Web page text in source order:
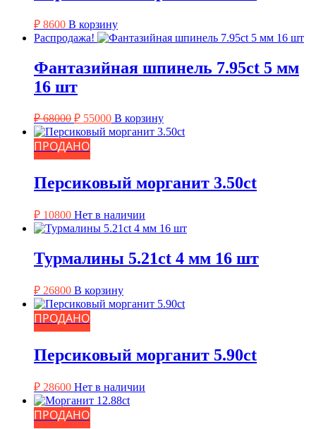
₽ 8600 В корзину
Распродажа!
Фантазийная шпинель 7.95ct 5 мм
16 шт
₽68000 Первоначальная
цена
составляла
₽ 68000.
₽ 55000Текущая
цена:
В корзину
ПРОДАНО
Персиковый морганит 3.50ct
₽ 10800 Нет в наличии
Турмалины 5.21ct 4 мм 16 шт
₽ 26800 В корзину
ПРОДАНО
Персиковый морганит 5.90ct
₽ 28600 Нет в наличии
ПРОДАНО